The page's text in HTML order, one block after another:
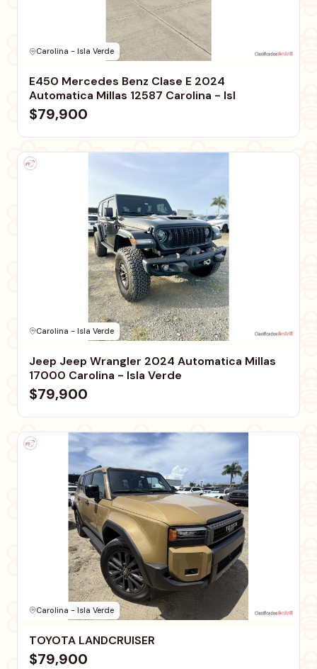
Carolina - Isla Verde
E450 Mercedes Benz Clase E 2024
Automatica Millas 12587 Carolina - Isl
$79,900
Carolina - Isla Verde
Jeep Jeep Wrangler 2024 Automatica Millas
17000 Carolina - Isla Verde
$79,900
Carolina - Isla Verde
TOYOTA LANDCRUISER
$79,900